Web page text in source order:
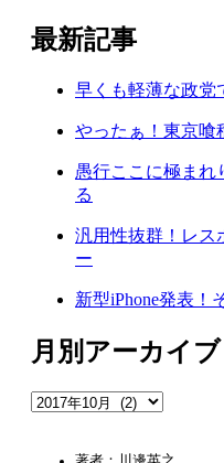
最新記事
早くも軽薄な政党
やったぁ！東京喰
愚行ここに極まれ
る
汎用性抜群！レス
ー
新型iPhone発表！
月別アーカイブ